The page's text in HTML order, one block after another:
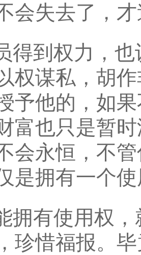
会失去了，
得到权力，
权谋私，胡
予他的，如
富也只是暂
会永恒，不
是拥有一个
拥有使用权
珍惜福报。